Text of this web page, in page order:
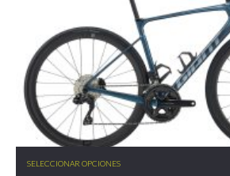
SELECCIONAR OPCIONES
producto